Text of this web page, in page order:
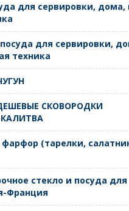
для сервировки, дома,
посуда для сервировки,
техника
СКОВОРОДКИ
КАЛИТВА
- фарфор (тарелки,
стекло и посуда для
Франция